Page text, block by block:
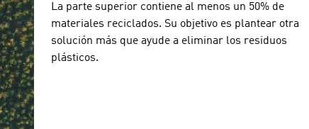
La parte superior contiene al menos un 50% de
materiales reciclados. Su objetivo es plantear otra
solución más que ayude a eliminar los residuos
plásticos.